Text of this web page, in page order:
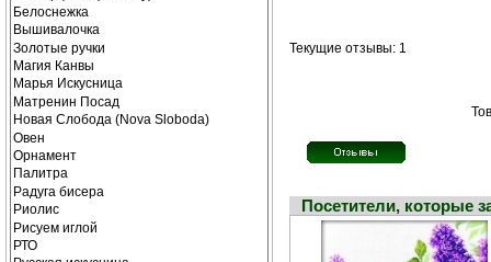
Текущие отзывы: 1
Посетители, которые